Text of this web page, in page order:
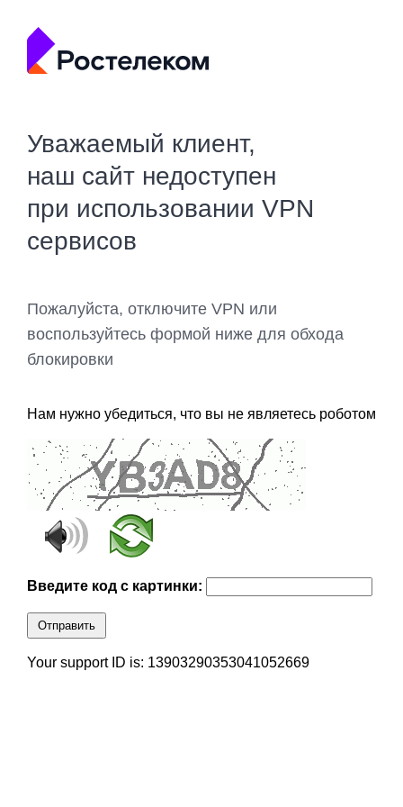
Уважаемый клиент,
наш сайт недоступен
при использовании VPN
сервисов
Пожалуйста, отключите VPN или
воспользуйтесь формой ниже для обхода
блокировки
Нам нужно убедиться, что вы не являетесь роботом
Введите код с картинки:
Отправить
Your support ID is: 13903290353041052669